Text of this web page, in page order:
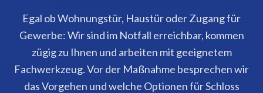
Egal ob Wohnungstür, Haustür oder Zugang für
Gewerbe: Wir sind im Notfall erreichbar, kommen
zügig zu Ihnen und arbeiten mit geeignetem
Fachwerkzeug. Vor der Maßnahme besprechen wir
das Vorgehen und welche Optionen für Schloss